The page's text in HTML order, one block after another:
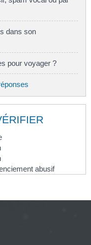
dans son
pour voyager ?
abusif